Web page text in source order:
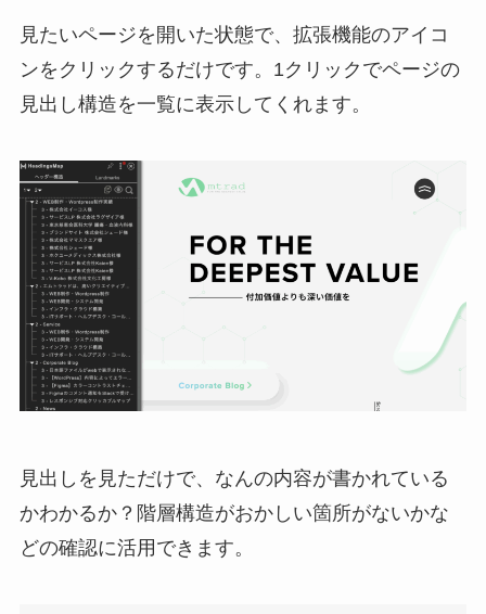
見たいページを開いた状態で、拡張機能のアイコ
ンをクリックするだけです。1クリックでページの
見出し構造を一覧に表示してくれます。
見出しを見ただけで、なんの内容が書かれている
かわかるか？階層構造がおかしい箇所がないかな
どの確認に活用できます。